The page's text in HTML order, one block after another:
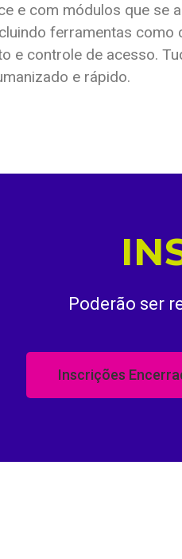
e com módulos que se
ferramentas como
e controle de acesso.
e rápido.
Poderão ser
Inscrições